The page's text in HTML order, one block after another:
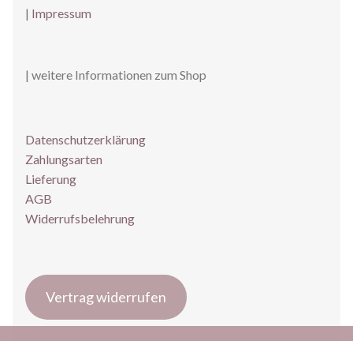
| Impressum
| weitere Informationen zum Shop
Datenschutzerklärung
Zahlungsarten
Lieferung
AGB
Widerrufsbelehrung
Vertrag widerrufen